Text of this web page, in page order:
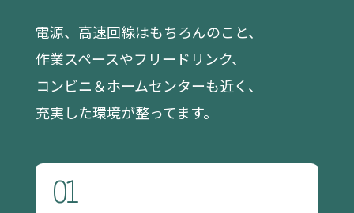
電源、高速回線はもちろんのこと、
作業スペースやフリードリンク、
コンビニ＆ホームセンターも近く、
充実した環境が整ってます。
01